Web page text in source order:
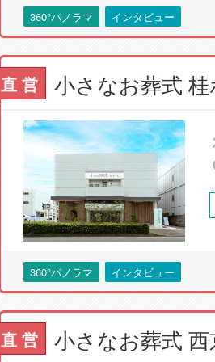
360°パノラマ インタビュー
直 営 小さなお葬式
360°パノラマ インタビュー
直 営